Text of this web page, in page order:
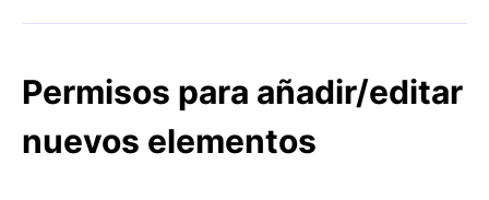
Permisos para añadir/editar
nuevos elementos